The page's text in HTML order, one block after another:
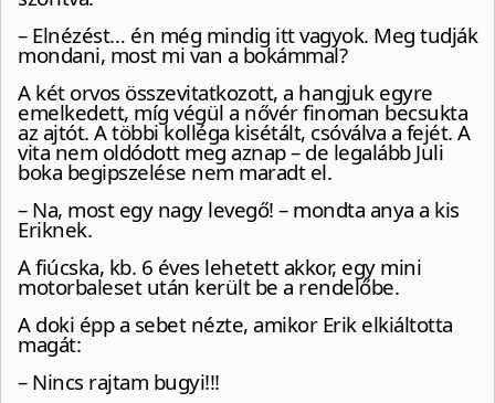
– Elnézést… én még mindig itt vagyok. Meg tudják
mondani, most mi van a bokámmal?
A két orvos összevitatkozott, a hangjuk egyre
emelkedett, míg végül a nővér finoman becsukta
az ajtót. A többi kolléga kisétált, csóválva a fejét. A
vita nem oldódott meg aznap – de legalább Juli
boka begipszelése nem maradt el.
– Na, most egy nagy levegő! – mondta anya a kis
Eriknek.
A fiúcska, kb. 6 éves lehetett akkor, egy mini
motorbaleset után került be a rendelőbe.
A doki épp a sebet nézte, amikor Erik elkiáltotta
magát:
– Nincs rajtam bugyi!!!